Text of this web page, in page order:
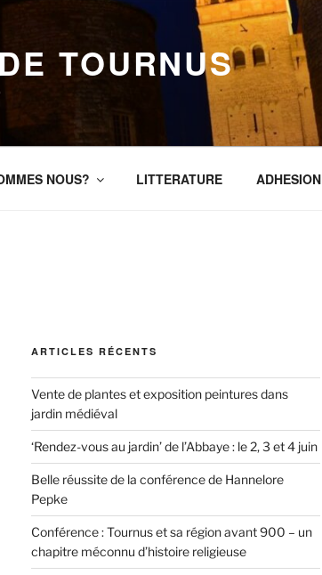
TOURNUS
NOUS? LITTERATURE ADHESION
ARTICLES RÉCENTS
Vente de plantes et exposition peintures dans
jardin médiéval
‘Rendez-vous au jardin’ de l’Abbaye : le 2, 3 et 4 juin
Belle réussite de la conférence de Hannelore
Pepke
Conférence : Tournus et sa région avant 900 – un
chapitre méconnu d’histoire religieuse